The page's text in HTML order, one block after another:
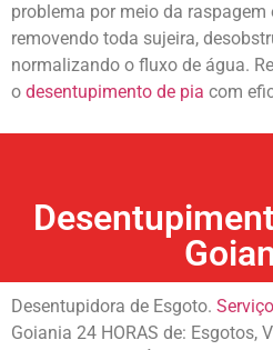
problema por meio da
removendo toda sujeira,
normalizando o fluxo de água.
o desentupimento de pia com
Desentupidora de Esgoto.
Goiania 24 HORAS de: Esgotos,